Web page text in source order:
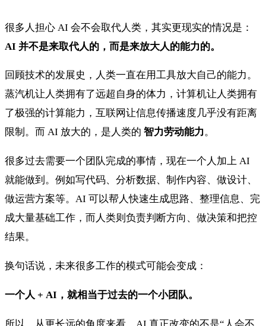
很多人担心 AI 会不会取代人类，其实更现实的情况是：
AI 并不是来取代人的，而是来放大人的能力的。
回顾技术的发展史，人类一直在用工具放大自己的能力。
蒸汽机让人类拥有了远超自身的体力，计算机让人类拥有
了极强的计算能力，互联网让信息传播速度几乎没有距离
限制。而 AI 放大的，是人类的 智力劳动能力。
很多过去需要一个团队完成的事情，现在一个人加上 AI
就能做到。例如写代码、分析数据、制作内容、做设计、
做运营方案等。AI 可以帮人快速生成思路、整理信息、完
成大量基础工作，而人类则负责判断方向、做决策和把控
结果。
换句话说，未来很多工作的模式可能会变成：
一个人 + AI，就相当于过去的一个小团队。
所以，从更长远的角度来看，AI 真正改变的不是“人会不